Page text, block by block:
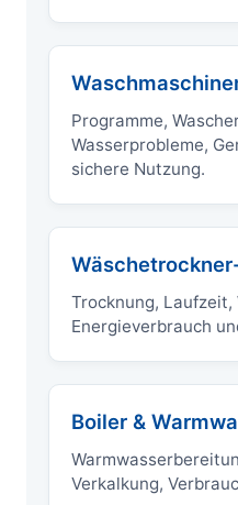
Programme,
Wasserprobleme,
sichere Nutzung.
Trocknung, Laufzeit,
Energieverbrauch
Boiler &
Verkalkung,